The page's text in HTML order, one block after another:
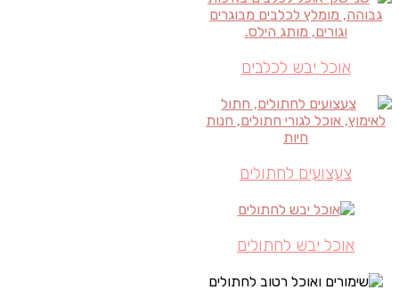
אוכל יבש לכלבים
צעצועים לחתולים
אוכל יבש לחתולים